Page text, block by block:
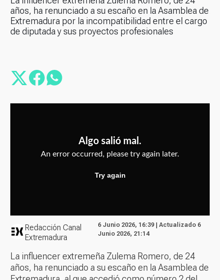
años, ha renunciado a su escaño en la Asamblea de
Extremadura por la incompatibilidad entre el cargo
de diputada y sus proyectos profesionales
Redacción Canal
Extremadura
6 Junio 2026, 16:39 | Actualizado 6
Junio 2026, 21:14
La influencer extremeña Zulema Romero, de 24
años, ha renunciado a su escaño en la Asamblea de